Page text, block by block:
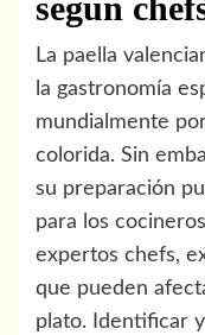
La paella
la gastronomía
mundialmente
colorida. Sin
su preparación
para los
expertos chefs,
que pueden
plato. Identificar